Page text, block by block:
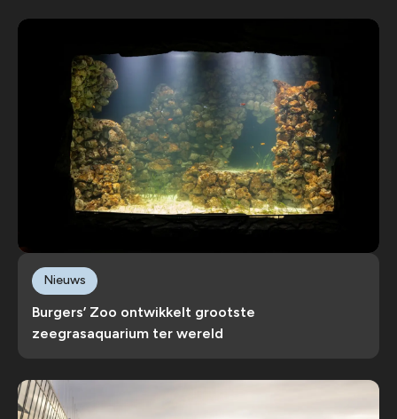
Burgers’ Zoo ontwikkelt grootste
zeegrasaquarium ter wereld
Nieuws